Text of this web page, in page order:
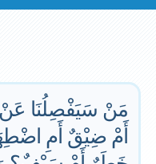
مَنْ سَيَفْصِلُنَا
أَمْ ضِيْقٌ أَمِ